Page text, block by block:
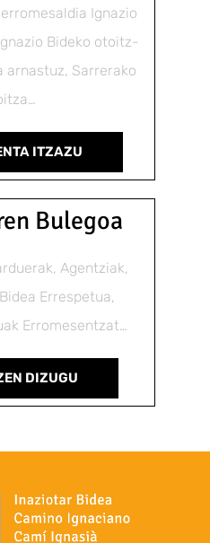
Ignazio
Bideko otoitz-
arnastuz, Sarrerako
ITZAZU
Bulegoa
Agentziak,
Errespetua,
Erromesentzat…
DIZUGU